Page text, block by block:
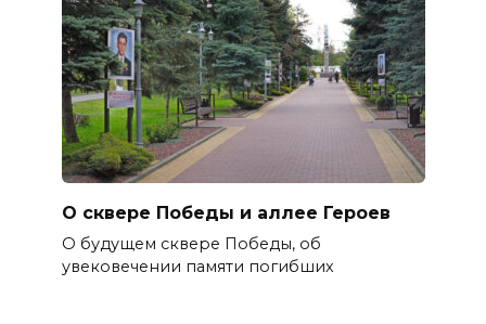
О сквере Победы и аллее Героев
О будущем сквере Победы, об
увековечении памяти погибших